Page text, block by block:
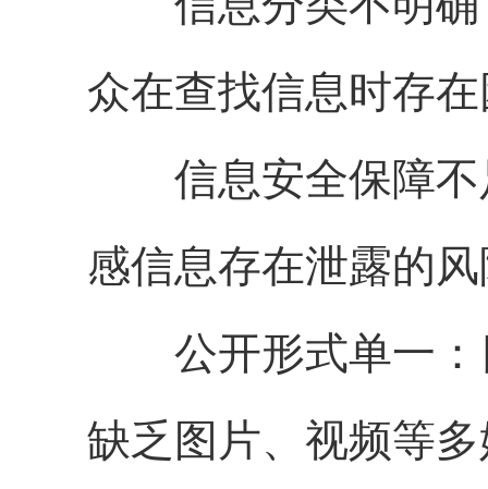
众在查找信息时存
信息安全保障不
感信息存在泄露的
公开形式单一：
缺乏图片、视频等